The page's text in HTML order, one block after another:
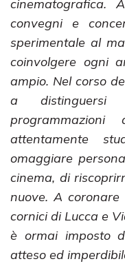
cinematografica.
convegni e
sperimentale al
coinvolgere ogni
ampio. Nel corso
a
attentamente
omaggiare
cinema, di
nuove. A
cornici di Lucca e
è ormai imposto
atteso ed